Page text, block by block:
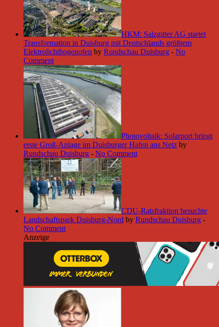
HKM: Salzgitter AG startet
Transformation in Duisburg mit Deutschlands größtem
Elektrolichtbogenofen by Rundschau Duisburg - No
Comment
Photovoltaik: Solarport bringt
erste Groß-Anlage im Duisburger Hafen ans Netz by
Rundschau Duisburg - No Comment
CDU-Ratsfraktion besuchte
Landschaftspark Duisburg-Nord by Rundschau Duisburg -
No Comment
Anzeige